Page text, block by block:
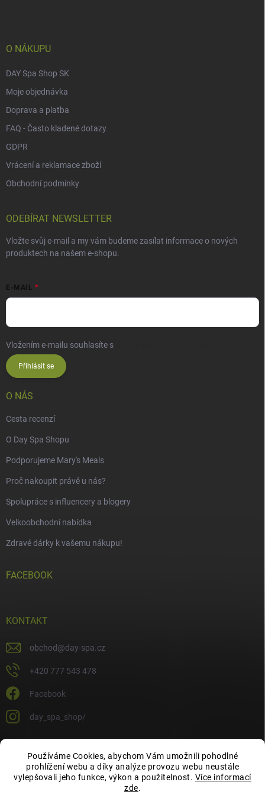
Používáme Cookies, abychom Vám umožnili pohodlné
prohlížení webu a díky analýze provozu webu neustále
vylepšovali jeho funkce, výkon a použitelnost. Více informací
zde.
O NÁKUPU
DAY Spa Shop SK
Moje objednávka
Doprava a platba
FAQ - Často kladené dotazy
GDPR
Vrácení a reklamace zboží
Obchodní podmínky
ODEBÍRAT NEWSLETTER
Vložte svůj e-mail a my vám budeme zasílat informace o nových
produktech na našem e-shopu.
E-MAIL
Vložením e-mailu souhlasíte s
Přihlásit se
O NÁS
Cesta recenzí
O Day Spa Shopu
Podporujeme Mary's Meals
Proč nakoupit právě u nás?
Spolupráce s influencery a blogery
Velkoobchodní nabídka
Zdravé dárky k vašemu nákupu!
FACEBOOK
KONTAKT
obchod@day-spa.cz
+420 777 543 478
Facebook
day_spa_shop/
OCHRANA OSOBNÍCH ÚDAJŮ